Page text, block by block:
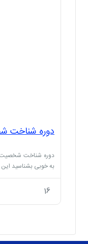
دوره شناخت
دوره شناخت شخصیت
به خوبی بشناسید
16